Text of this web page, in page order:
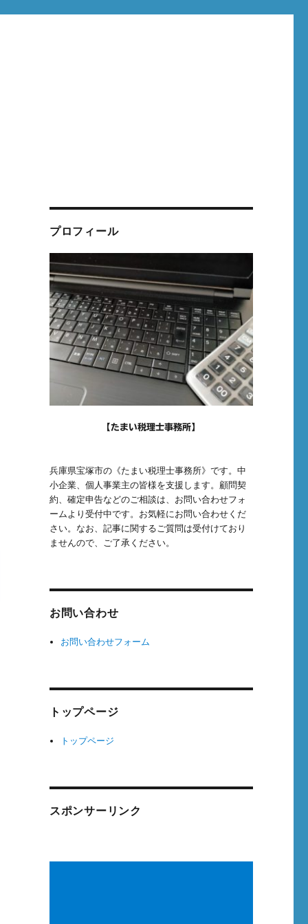
プロフィール
【たまい税理士事務所】
兵庫県宝塚市の《たまい税理士事務所》です。中
小企業、個人事業主の皆様を支援します。顧問契
約、確定申告などのご相談は、お問い合わせフォ
ームより受付中です。お気軽にお問い合わせくだ
さい。なお、記事に関するご質問は受付けており
ませんので、ご了承ください。
お問い合わせ
お問い合わせフォーム
トップページ
トップページ
スポンサーリンク